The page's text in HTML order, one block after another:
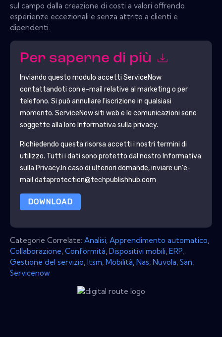
sul campo dalla creazione di costi a valori offrendo
esperienze eccezionali e senza attrito a clienti e
dipendenti.
Per saperne di più
Inviando questo modulo accetti ServiceNow
contattandoti con e-mail relative al marketing o per
telefono. Si può annullare l'iscrizione in qualsiasi
momento. ServiceNowsiti web e le comunicazioni sono
soggette alla loro Informativa sulla privacy.
Richiedendo questa risorsa accetti i nostri termini di
utilizzo. Tutti i dati sono protetto dal nostro Informativa
sulla Privacy.In caso di ulteriori domande, inviare un'e-
mail dataprotection@techpublishhub.com
DOWNLOAD
Categorie Correlate: Analisi Apprendimento automatico
Collaborazione Conformità Dispositivi mobili ERP
Gestione del servizio Itsm Mobilità Nas Nuvola San
Servicenow